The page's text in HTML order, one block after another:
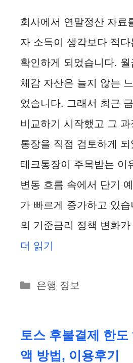
회사에서 연말정산 자료
자 소득이 생각보다 적
확인하게 되었습니다.
체감 자산은 늘지 않는
었습니다. 그래서 최근
비교하기 시작했고 그
통장을 직접 검토하게
테크통장이 주목받는 이
변동 흐름 속에서 단기
가 빠르게 증가하고 있
의 기준금리 정책 변화
더 읽기
카
리
은행 정보
토스 후불결제 한도
액 방법, 이용후기